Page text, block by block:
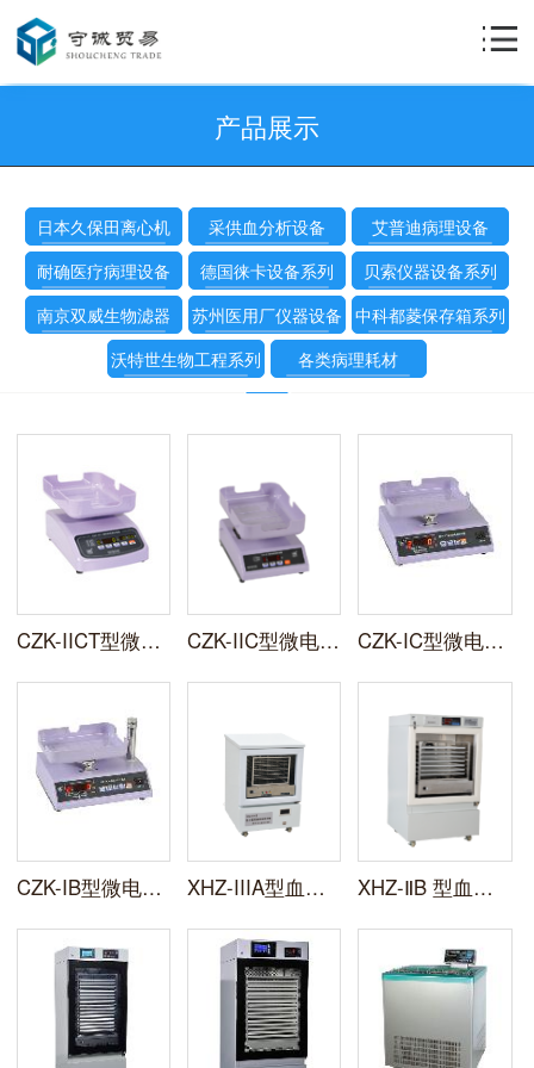
产品展示
日本久保田离心机 采供血分析设备
艾普迪病理设备
耐确医疗病理设备
德国徕卡设备系列
贝索仪器设备系列
南京双威生物滤器
苏州医用厂仪器设备 中科都菱保存箱系列
沃特世生物工程系列
各类病理耗材
CZK-IICT型微电脑采液控制器 CZK-IIC型微电脑采液控制器 CZK-IC型微电脑采液控制器
CZK-IB型微电脑采液控制器 XHZ-IIIA型血小板恒温振荡保存箱 XHZ-ⅡB 型血小板恒温振荡保存箱